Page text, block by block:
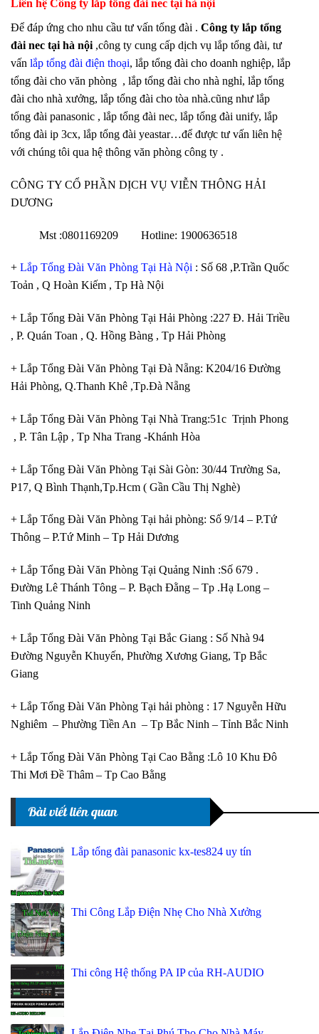
Liên hệ Công ty lắp tổng đài nec tại hà nội
Để đáp ứng cho nhu cầu tư vấn tổng đài . Công ty lắp tổng
đài nec tại hà nội ,công ty cung cấp dịch vụ lắp tổng đài, tư
vấn lắp tổng đài điện thoại, lắp tổng đài cho doanh nghiệp, lắp
tổng đài cho văn phòng , lắp tổng đài cho nhà nghỉ, lắp tổng
đài cho nhà xưởng, lắp tổng đài cho tòa nhà.cũng như lắp
tổng đài panasonic , lắp tổng đài nec, lắp tổng đài unify, lắp
tổng đài ip 3cx, lắp tổng đài yeastar…để được tư vấn liên hệ
với chúng tôi qua hệ thông văn phòng công ty .
CÔNG TY CỔ PHẦN DỊCH VỤ VIỄN THÔNG HẢI
DƯƠNG
Mst :0801169209 Hotline: 1900636518
+ Lắp Tổng Đài Văn Phòng Tại Hà Nội : Số 68 ,P.Trần Quốc
Toản , Q Hoàn Kiếm , Tp Hà Nội
+ Lắp Tổng Đài Văn Phòng Tại Hải Phòng :227 Đ. Hải Triều
, P. Quán Toan , Q. Hồng Bàng , Tp Hải Phòng
+ Lắp Tổng Đài Văn Phòng Tại Đà Nẵng: K204/16 Đường
Hải Phòng, Q.Thanh Khê ,Tp.Đà Nẵng
+ Lắp Tổng Đài Văn Phòng Tại Nhà Trang:51c Trịnh Phong
, P. Tân Lập , Tp Nha Trang -Khánh Hòa
+ Lắp Tổng Đài Văn Phòng Tại Sài Gòn: 30/44 Trường Sa,
P17, Q Bình Thạnh,Tp.Hcm ( Gần Cầu Thị Nghè)
+ Lắp Tổng Đài Văn Phòng Tại hải phòng: Số 9/14 – P.Tứ
Thông – P.Tứ Minh – Tp Hải Dương
+ Lắp Tổng Đài Văn Phòng Tại Quảng Ninh :Số 679 .
Đường Lê Thánh Tông – P. Bạch Đằng – Tp .Hạ Long –
Tinh Quảng Ninh
+ Lắp Tổng Đài Văn Phòng Tại Bắc Giang : Số Nhà 94
Đường Nguyễn Khuyến, Phường Xương Giang, Tp Bắc
Giang
+ Lắp Tổng Đài Văn Phòng Tại hải phòng : 17 Nguyễn Hữu
Nghiêm – Phường Tiền An – Tp Bắc Ninh – Tỉnh Bắc Ninh
+ Lắp Tổng Đài Văn Phòng Tại Cao Bằng :Lô 10 Khu Đô
Thi Mơi Đề Thâm – Tp Cao Bằng
Bài viết liên quan
Lắp tổng đài panasonic kx-tes824 uy tín
Thi Công Lắp Điện Nhẹ Cho Nhà Xưởng
Thi công Hệ thống PA IP của RH-AUDIO